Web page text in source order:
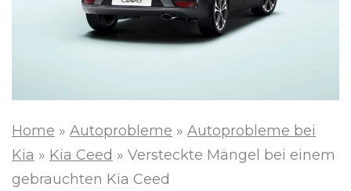
Home » Autoprobleme » Autoprobleme bei
Kia » Kia Ceed » Versteckte Mängel bei einem
gebrauchten Kia Ceed